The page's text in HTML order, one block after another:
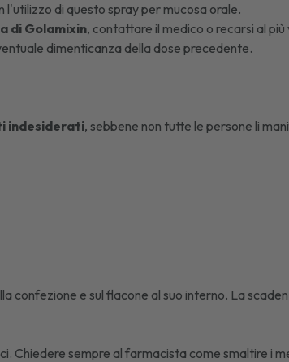
l'utilizzo di questo spray per mucosa orale.
di Golamixin, contattare il medico o recarsi al
dimenticanza della dose precedente.
indesiderati, sebbene non tutte le persone li
confezione e sul flacone al suo interno. La
Chiedere sempre al farmacista come smaltire i